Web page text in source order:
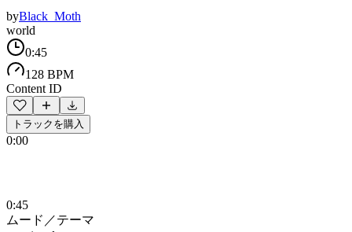
byBlack_Moth
world
0:45
128 BPM
Content ID
トラックを購入
0:00
0:45
ムード／テーマ